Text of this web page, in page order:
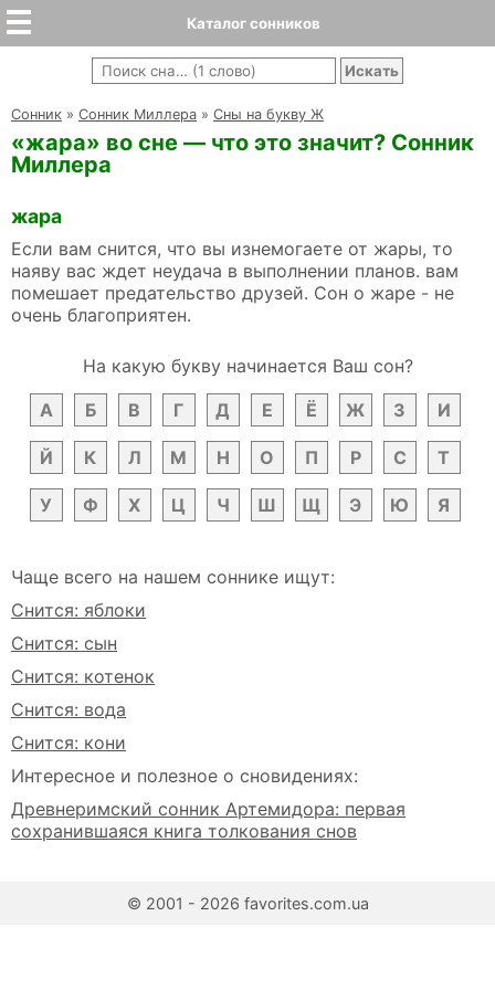
Каталог сонников
Cонник » Сонник Миллера » Сны на букву Ж
«жара» во сне — что это значит? Сонник
Миллера
жара
Если вам снится, что вы изнемогаете от жары, то
наяву вас ждет неудача в выполнении планов. вам
помешает предательство друзей. Сон о жаре - не
очень благоприятен.
На какую букву начинается Ваш сон?
А
Б В Г Д Е Ё Ж З И
Й К Л М Н О П Р С Т
У Ф Х Ц Ч Ш Щ Э Ю Я
Чаще всего на нашем соннике ищут:
Снится: яблоки
Снится: сын
Снится: котенок
Снится: вода
Снится: кони
Интересное и полезное о сновидениях:
Древнеримский сонник Артемидора: первая
сохранившаяся книга толкования снов
© 2001 - 2026 favorites.com.ua